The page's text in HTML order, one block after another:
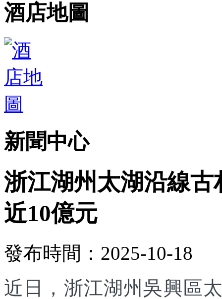
酒店地圖
新聞中心
浙江湖州太湖沿線
近10億元
發布時間：2025-10-18
近日，浙江湖州吳興區